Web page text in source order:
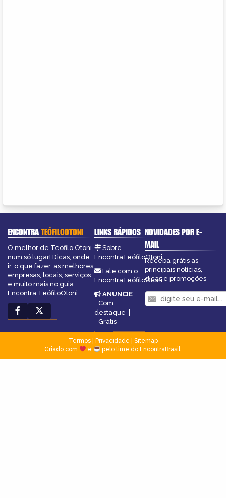
ENCONTRATEÓFILOOTONI
O melhor de Teófilo Otoni
num só lugar! Dicas, onde
ir, o que fazer, as melhores
empresas, locais, serviços
e muito mais no guia
Encontra TeófiloOtoni.
LINKS RÁPIDOS
Sobre
EncontraTeófiloOtoni
Fale com o
EncontraTeófiloOtoni
ANUNCIE:
Com
destaque |
Grátis
NOVIDADES POR E-
MAIL
Receba grátis as
principais notícias,
dicas e promoções
Termos| Privacidade
Sitemap
Criado com
e pelo time do EncontraBrasil